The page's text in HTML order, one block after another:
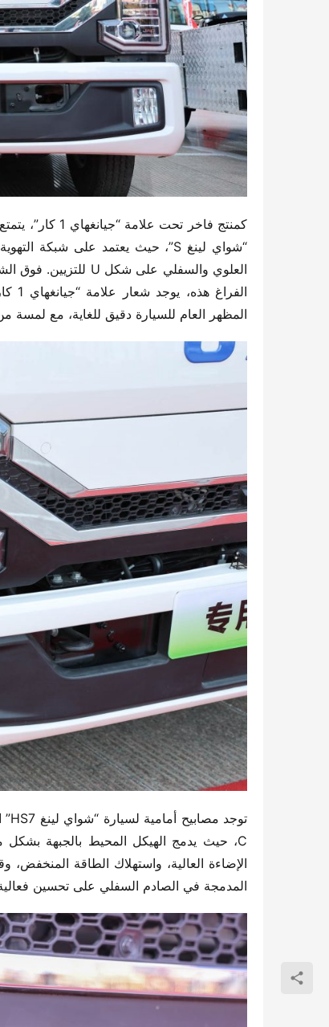
المظهر العام للسيارة دقيق للغاية، مع لمسة من
المدمجة في الصادم السفلي على تحسين